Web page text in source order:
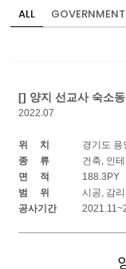
ALL
[] 양지 선교사 숙소
2022.07
위 치
경기도 용
종 류
건축, 인
면 적
188.3PY
범 위
시공, 감리
공사기간